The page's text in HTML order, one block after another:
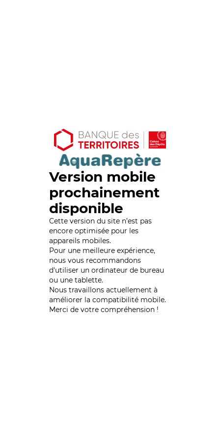
Version mobile
prochainement
disponible
Cette version du site n’est pas
encore optimisée pour les
appareils mobiles.
Pour une meilleure expérience,
nous vous recommandons
d'utiliser un ordinateur de bureau
ou une tablette.
Nous travaillons actuellement à
améliorer la compatibilité mobile.
Merci de votre compréhension !